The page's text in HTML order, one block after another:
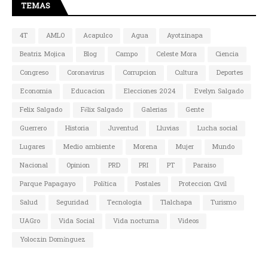
TEMAS
4T AMLO Acapulco Agua
Ayotzinapa
Beatriz Mojica
Blog Campo Celeste Mora
Ciencia
Congreso
Coronavirus Corrupcion Cultura
Deportes
Economia
Educacion Elecciones 2024
Evelyn Salgado
Felix Salgado
Félix Salgado Galerias
Gente
Guerrero
Historia Juventud Lluvias
Lucha social
Lugares
Medio ambiente Morena Mujer
Mundo
Nacional
Opinion PRD PRI PT
Paraiso
Parque Papagayo
Política Postales
Proteccion Civil
Salud
Seguridad Tecnologia Tlalchapa
Turismo
UAGro
Vida Social Vida nocturna
Videos
Yoloczin Domínguez